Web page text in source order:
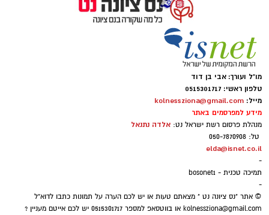
מקצוע חובה חדש במערכת החינוך: לימודי חינוך
פיננסי בחטיבות הביניים
החל משנת הלימודים הקרובה ישולבו לימודי חינוך
פיננסי כיוזמת חובה בכל כיתות ט' ברחבי הארץ,
במטרה להקנות לתלמידים כלים מעשיים לניהול
תקציב, הבנת שוק ההון וקריאת תלושי שכר,
כאשר בשנה שלאחר מכן תתרחב התוכנית גם
לשכבת כיתות י'
היערכות להחלת התוכנית בשטח
מערכת החינוך נערכת להחלת מקצוע החובה
החדש, חינוך פיננסי, אשר ייכנס לתקן הלימודים
מו"ל ועורך: אבי בן דוד
טלפון ראשי: 0515301717
מייל: kolnessziona@gmail.com
מידע למפרסמים באתר
מנהלת פרסום רשת ישראל נט: אלדה נתנאל
טל: 050-7870908
elda@isnet.co.il
-
תמיכה טכנית - bosonet1
-
© אתר "נס ציונה נט " מצאתם טעות או יש לכם הערה על תמונות כתבו לדוא"ל
kolnessziona@gmail.com
או בווטסאפ למספר 0515301717 יש לכם אייטם מעניין ?